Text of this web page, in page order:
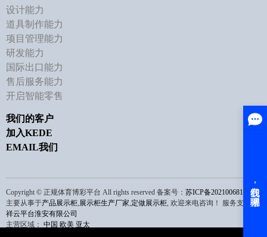
设计能力
道具制作能力
项目管理能力
研发能力
国际出口能力
售后服务能力
开启智能零售
我们的客户
加入KEDE
EMAIL我们
Copyright © 正规体育博彩平台 All rights reserved 备案号： 苏ICP备2021006810号
主要从事于产品展示柜 展示柜生产厂家 定做展示柜 , 欢迎来电咨询！ 服务支持：
祥云平台淮安有限公司
主营区域： 中国 欧美 亚太